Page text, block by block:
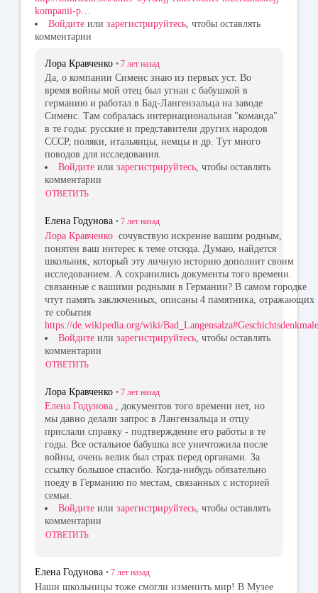
kompanii-p…
Войдите или зарегистрируйтесь , чтобы оставлять
комментарии
Лора Кравченко • 7 лет назад
Да, о компании Сименс знаю из первых уст. Во
время войны мой отец был угнан с бабушкой в
германию и работал в Бад-Лангензальца на заводе
Сименс. Там собралась интернациональная "команда"
в те годы: русские и представители других народов
СССР, поляки, итальянцы, немцы и др. Тут много
поводов для исследования.
Войдите или зарегистрируйтесь, чтобы оставлять
комментарии
ОТВЕТИТЬ
Елена Годунова • 7 лет назад
Лора Кравченко сочувствую искренне вашим родным,
понятен ваш интерес к теме отсюда. Думаю, найдется
школьник, который эту личную историю дополнит своим
исследованием. А сохранились документы того времени.
связанные с вашими родными в Германии? В самом городке
чтут память заключенных, описаны 4 памятника, отражающих
те события
https://de.wikipedia.org/wiki/Bad_Langensalza#Geschichtsdenkmale
Войдите или зарегистрируйтесь , чтобы оставлять
комментарии
ОТВЕТИТЬ
Лора Кравченко • 7 лет назад
Елена Годунова , документов того времени нет, но
мы давно делали запрос в Лангензальца и отцу
прислали справку - подтверждение его работы в те
годы. Все остальное бабушка все уничтожила после
войны, очень велик был страх перед органами. За
ссылку большое спасибо. Когда-нибудь обязательно
поеду в Германию по местам, связанных с историей
семьи.
Войдите или зарегистрируйтесь, чтобы оставлять
комментарии
ОТВЕТИТЬ
Елена Годунова • 7 лет назад
Наши школьницы тоже смогли изменить мир! В Музее